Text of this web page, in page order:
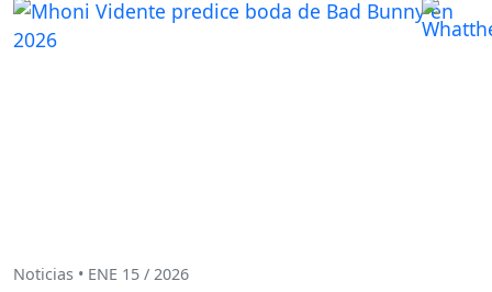
Noticias • ENE 15 / 2026